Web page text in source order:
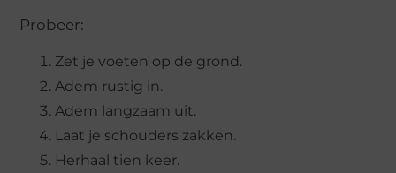
Probeer:
Zet je voeten op de grond.
Adem rustig in.
Adem langzaam uit.
Laat je schouders zakken.
Herhaal tien keer.